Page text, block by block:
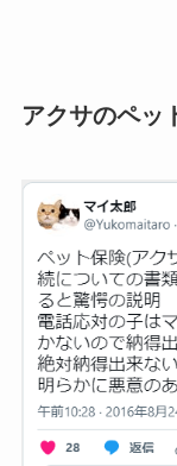
アクサのペッ